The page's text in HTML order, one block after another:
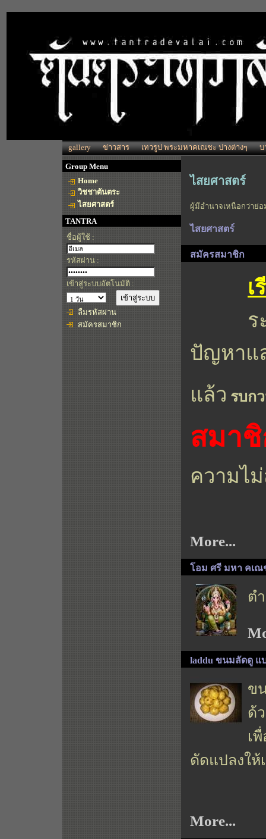
gallery ข่าวสาร เทวรูป พระมหาคเณชะ ปางต่างๆ บ
Group Menu
Home
วิชชาตันตระ
ไสยศาสตร์
TANTRA
ชื่อผู้ใช้ :
รหัสผ่าน :
เข้าสู่ระบบอัตโนมัติ :
ลืมรหัสผ่าน
สมัครสมาชิก
ไสยศาสตร์
ผู้มีอำนาจเหนือกว่าย่อ
ไสยศาสตร์
สมัครสมาชิก
ปัญหาแ
แล้ว รบก
สมา
ความไ
More...
โอม ศรี มหา คเ
ต
laddu ขนมลัดดู แ
ข
ด้
เ
ดัดแปลงให้
More...